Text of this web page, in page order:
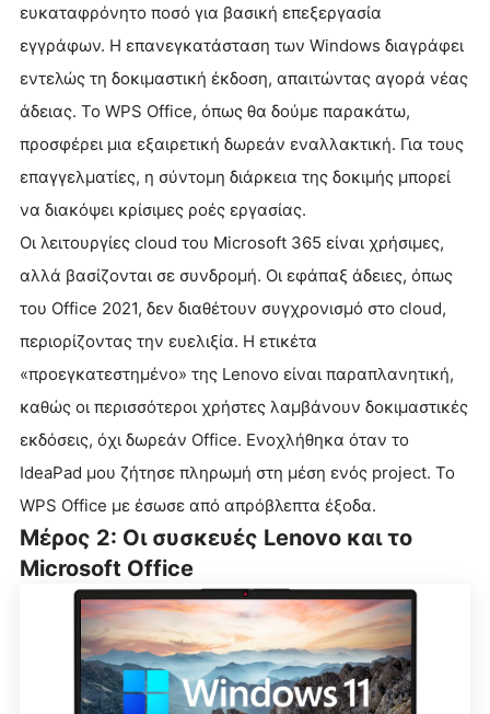
ευκαταφρόνητο ποσό για βασική επεξεργασία
εγγράφων. Η επανεγκατάσταση των Windows διαγράφει
εντελώς τη δοκιμαστική έκδοση, απαιτώντας αγορά νέας
άδειας. Το WPS Office, όπως θα δούμε παρακάτω,
προσφέρει μια εξαιρετική δωρεάν εναλλακτική. Για τους
επαγγελματίες, η σύντομη διάρκεια της δοκιμής μπορεί
να διακόψει κρίσιμες ροές εργασίας.
Οι λειτουργίες cloud του Microsoft 365 είναι χρήσιμες,
αλλά βασίζονται σε συνδρομή. Οι εφάπαξ άδειες, όπως
του Office 2021, δεν διαθέτουν συγχρονισμό στο cloud,
περιορίζοντας την ευελιξία. Η ετικέτα
«προεγκατεστημένο» της Lenovo είναι παραπλανητική,
καθώς οι περισσότεροι χρήστες λαμβάνουν δοκιμαστικές
εκδόσεις, όχι δωρεάν Office. Ενοχλήθηκα όταν το
IdeaPad μου ζήτησε πληρωμή στη μέση ενός project. Το
WPS Office με έσωσε από απρόβλεπτα έξοδα.
Μέρος 2: Οι συσκευές Lenovo και το
Microsoft Office